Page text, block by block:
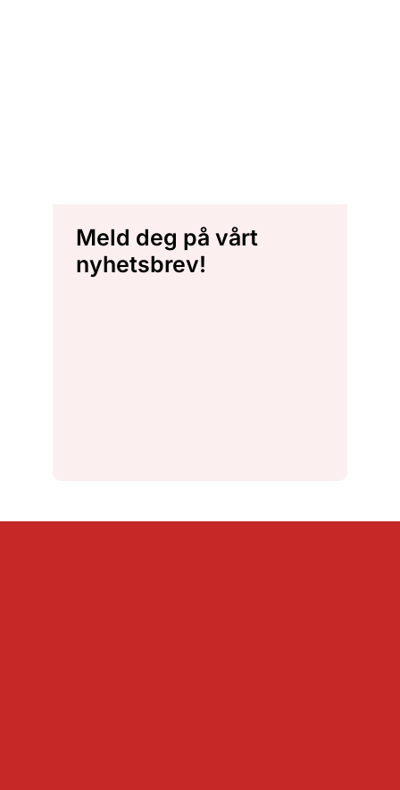
Meld deg på vårt
nyhetsbrev!